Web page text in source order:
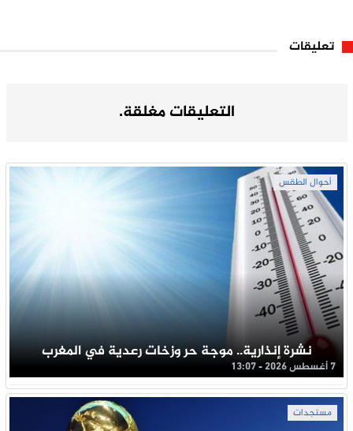
تعليقات
التعليقات مغلقة.
أحوال الطقس
نشرة إنذارية.. موجة حر وزخات رعدية في المغرب
7 أغسطس 2026 - 13:07
مستجدات